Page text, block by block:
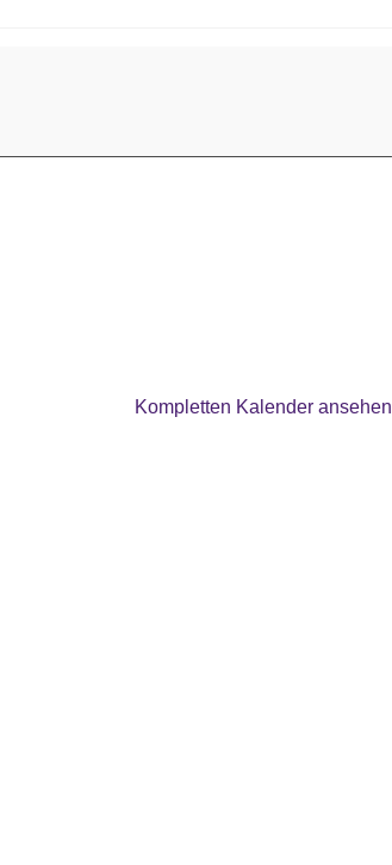
Kompletten Kalender ansehen